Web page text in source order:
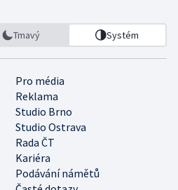
Tmavý Systém
Pro média
Reklama
Studio Brno
Studio Ostrava
Rada ČT
Kariéra
Podávání námětů